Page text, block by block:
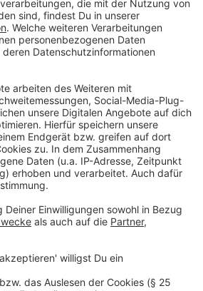
Rauchen aufgegeben
Martin R. Neumann, der für das
Redakteur. Für
Lansink war die Titelrolle ein
gesundheitlich sehr positiv:
ist, habe ich mich durchs
gewöhnt und das